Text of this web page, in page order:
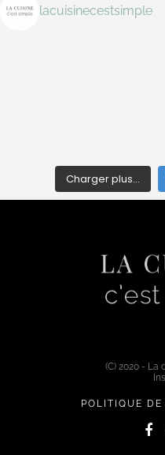
lacuisinecestsimple
Charger plus…
(C) 2020 - La
POLITIQUE